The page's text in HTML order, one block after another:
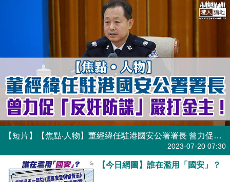
【短片】【焦點‧人物】董經緯任駐港國安公署署長 曾力促「反奸防諜」嚴打金主！
2023-07-20 07:30
【今日網圖】誰在濫用「國安」？